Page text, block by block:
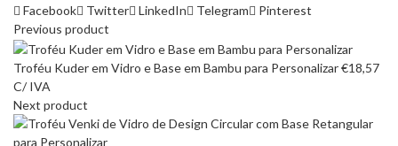
Facebook
Twitter LinkedIn Telegram
Pinterest
Previous product
Troféu Kuder em Vidro e Base em Bambu para Personalizar€18,57
C/ IVA
Next product